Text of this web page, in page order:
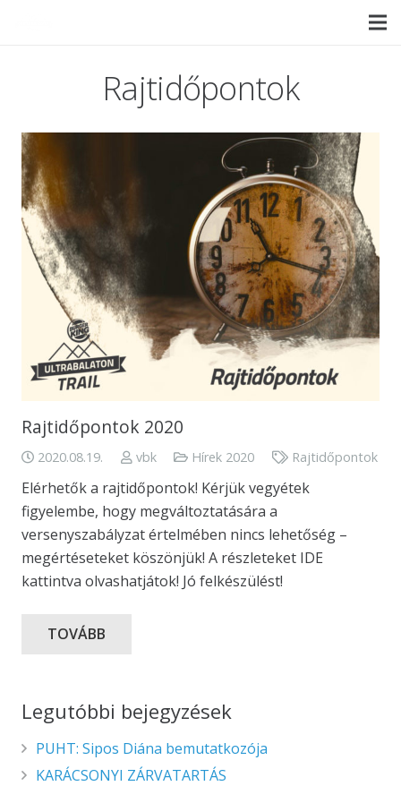
Rajtidőpontok
Rajtidőpontok 2020
2020.08.19. vbk Hírek 2020 Rajtidőpontok
Elérhetők a rajtidőpontok! Kérjük vegyétek
figyelembe, hogy megváltoztatására a
versenyszabályzat értelmében nincs lehetőség –
megértéseteket köszönjük! A részleteket IDE
kattintva olvashatjátok! Jó felkészülést!
TOVÁBB
Legutóbbi bejegyzések
PUHT: Sipos Diána bemutatkozója
KARÁCSONYI ZÁRVATARTÁS